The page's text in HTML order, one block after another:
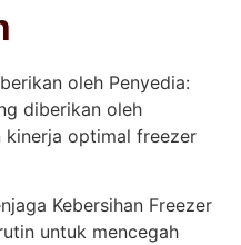
oleh Penyedia:
diberikan oleh
kinerja optimal freezer
Kebersihan Freezer
untuk mencegah